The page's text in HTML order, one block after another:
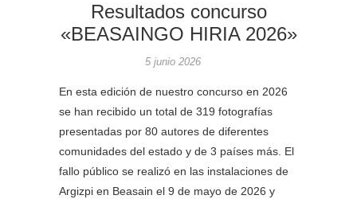
Resultados concurso
«BEASAINGO HIRIA 2026»
5 junio 2026
En esta edición de nuestro concurso en 2026
se han recibido un total de 319 fotografías
presentadas por 80 autores de diferentes
comunidades del estado y de 3 países más. El
fallo público se realizó en las instalaciones de
Argizpi en Beasain el 9 de mayo de 2026 y